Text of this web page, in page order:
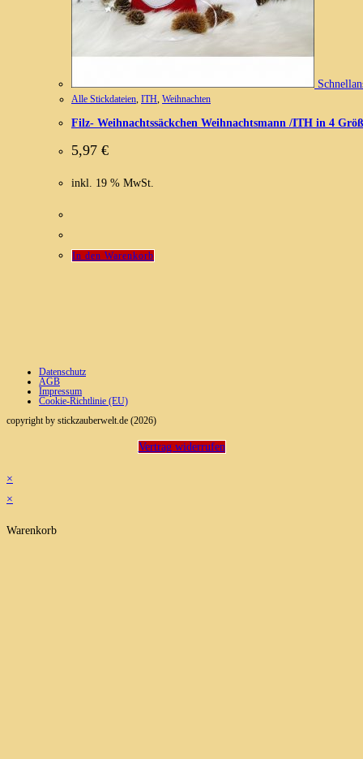
Alle Stickdateien, ITH, Weihnachten
Filz- Weihnachtssäckchen Weihnachtsmann /ITH in 4
5,97 €
inkl. 19 % MwSt.
In den Warenkorb
Datenschutz
AGB
Impressum
Cookie-Richtlinie (EU)
copyright by stickzauberwelt.de (2026)
Vertrag widerrufen
×
×
Warenkorb